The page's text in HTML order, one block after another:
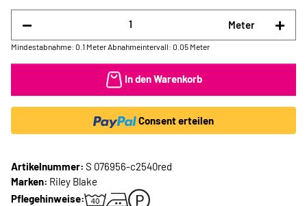
Meter
Mindestabnahme: 0.1 Meter Abnahmeintervall: 0.05 Meter
In den Warenkorb
Consent erteilen
Artikelnummer: S 076956-c2540red
Marken: Riley Blake
Pflegehinweise: